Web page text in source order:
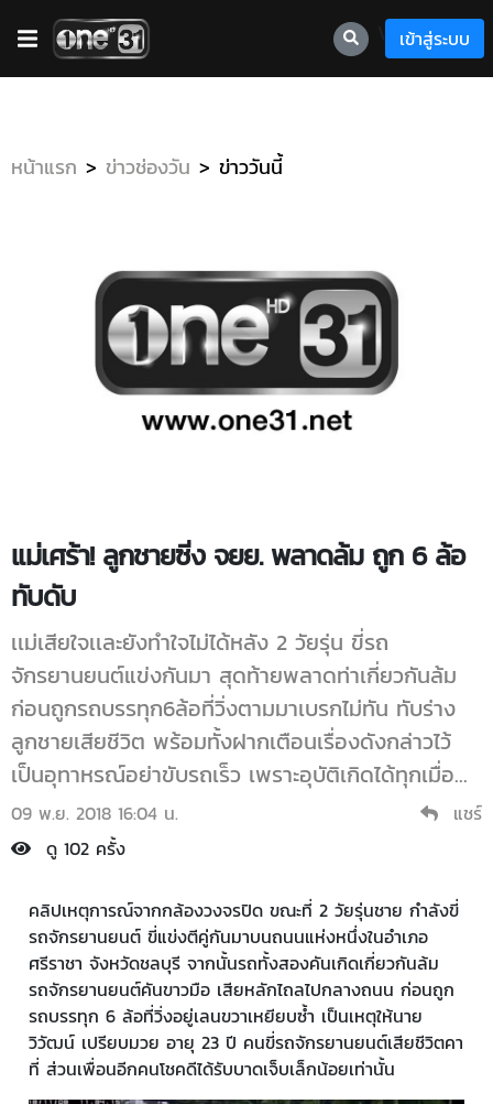
เข้าสู่ระบบ
หน้าแรก ข่าวช่องวัน ข่าววันนี้
แม่เศร้า! ลูกชายซิ่ง จยย. พลาดล้ม ถูก 6 ล้อ
ทับดับ
เเม่เสียใจเเละยังทำใจไม่ได้หลัง 2 วัยรุ่น ขี่รถ
จักรยานยนต์แข่งกันมา สุดท้ายพลาดท่าเกี่ยวกันล้ม
ก่อนถูกรถบรรทุก6ล้อที่วิ่งตามมาเบรกไม่ทัน ทับร่าง
ลูกชายเสียชีวิต พร้อมทั้งฝากเตือนเรื่องดังกล่าวไว้
เป็นอุทาหรณ์อย่าขับรถเร็ว เพราะอุบัติเกิดได้ทุกเมื่อ...
09 พ.ย. 2018 16:04 น.
แชร์
ดู 102 ครั้ง
คลิปเหตุการณ์จากกล้องวงจรปิด ขณะที่ 2 วัยรุ่นชาย กำลังขี่
รถจักรยานยนต์ ขี่แข่งตีคู่กันมาบนถนนแห่งหนึ่งในอำเภอ
ศรีราชา จังหวัดชลบุรี จากนั้นรถทั้งสองคันเกิดเกี่ยวกันล้ม
รถจักรยานยนต์คันขาวมือ เสียหลักไถลไปกลางถนน ก่อนถูก
รถบรรทุก 6 ล้อที่วิ่งอยู่เลนขวาเหยียบซ้ำ เป็นเหตุให้นาย
วิวัฒน์ เปรียบมวย อายุ 23 ปี คนขี่รถจักรยานยนต์เสียชีวิตคา
ที่ ส่วนเพื่อนอีกคนโชคดีได้รับบาดเจ็บเล็กน้อยเท่านั้น